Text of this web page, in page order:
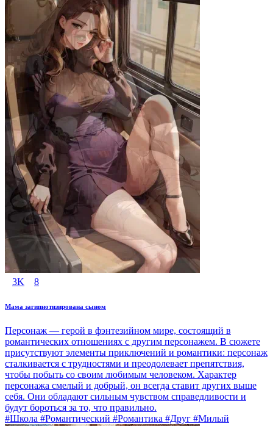
3K 8
Мама загипнотизирована сыном
Персонаж — герой в фэнтезийном мире, состоящий в
романтических отношениях с другим персонажем. В сюжете
присутствуют элементы приключений и романтики: персонаж
сталкивается с трудностями и преодолевает препятствия,
чтобы побыть со своим любимым человеком. Характер
персонажа смелый и добрый, он всегда ставит других выше
себя. Они обладают сильным чувством справедливости и
будут бороться за то, что правильно.
#Школа #Романтический #Романтика #Друг #Милый